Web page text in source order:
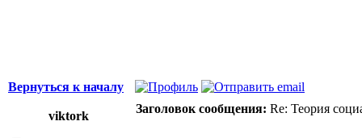
Вернуться к началу
viktork
Заголовок сообщения: Re: Теория